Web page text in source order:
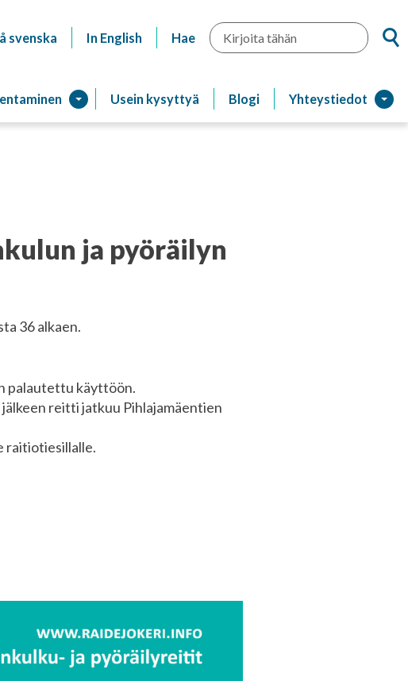
svenska In English Hae Hae
Usein kysyttyä Blogi Yhteystiedot
ja pyöräilyn
36 alkaen.
palautettu käyttöön.
reitti jatkuu Pihlajamäentien
raitiotiesillalle.